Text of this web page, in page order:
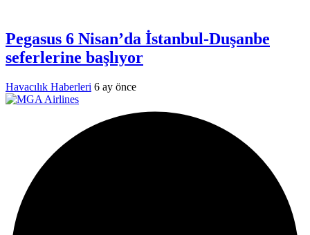
Pegasus 6 Nisan’da İstanbul-Duşanbe
seferlerine başlıyor
Havacılık Haberleri 6 ay önce